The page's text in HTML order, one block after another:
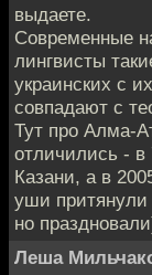
выдаете.
Современные
лингвисты
украинских с
совпадают с
Тут про Алма-
отличились - в
Казани, а в
уши притянули
но
Леша